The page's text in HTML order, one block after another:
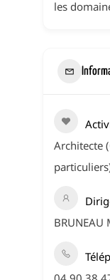
les
Architecte
BRUNEAU